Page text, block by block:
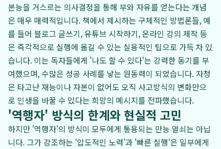
본능을 거스르는 의사결정을 통해 부와 자유를 얻는다는 개념
은 매우 매력적입니다. 책에서 제시하는 구체적인 방법론들, 예
를 들어 블로그 글쓰기, 유튜브 시작하기, 온라인 강의 제작 등
은 즉각적으로 실행에 옮길 수 있는 실용적인 팁으로 가득 차 있
습니다. 이는 독자들에게 '나도 할 수 있다'는 강력한 동기를 부
여했으며, 수많은 성공 사례를 낳는 원동력이 되었습니다. 자청
은 타고난 재능이나 자본이 없어도 오직 사고방식의 변화만으
로 인생을 바꿀 수 있다는 희망의 메시지를 전파했습니다.
'역행자' 방식의 한계와 현실적 고민
하지만 '역행자'의 방식이 모두에게 통용되는 만능 열쇠는 아닙
니다. 그가 강조하는 '압도적인 노력'과 '빠른 실행'은 일부에게